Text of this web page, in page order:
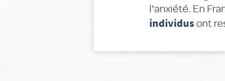
l'anxiété. En
individusont